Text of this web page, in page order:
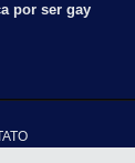
por ser gay